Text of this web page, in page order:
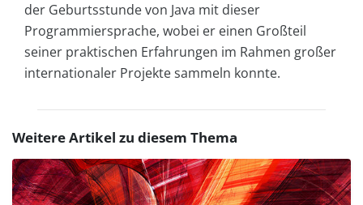
der Geburtsstunde von Java mit dieser
Programmiersprache, wobei er einen Großteil
seiner praktischen Erfahrungen im Rahmen großer
internationaler Projekte sammeln konnte.
Weitere Artikel zu diesem Thema